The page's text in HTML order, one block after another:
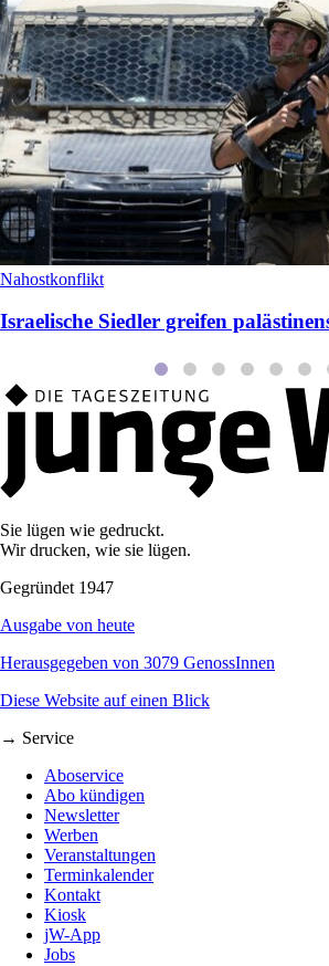
Nahostkonflikt
Israelische Siedler greifen
Sie lügen wie gedruckt.
Wir drucken, wie sie lügen.
Gegründet 1947
Ausgabe von heute
Herausgegeben von 3079 GenossInnen
Diese Website auf einen Blick
→ Service
Aboservice
Abo kündigen
Newsletter
Werben
Veranstaltungen
Terminkalender
Kontakt
Kiosk
jW-App
Jobs